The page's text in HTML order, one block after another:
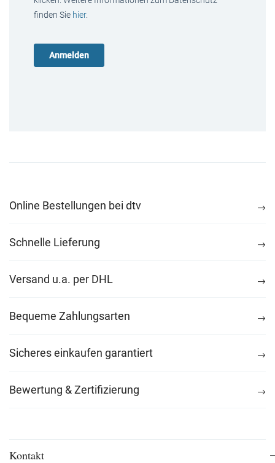
finden Sie hier.
Online Bestellungen bei dtv
Schnelle Lieferung
Versand u.a. per DHL
Bequeme Zahlungsarten
Sicheres einkaufen garantiert
Bewertung & Zertifizierung
Kontakt